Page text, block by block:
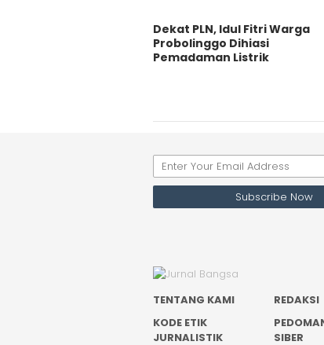
Dekat PLN, Idul Fitri Warga
Probolinggo Dihiasi
Pemadaman Listrik
TENTANG KAMI REDAKSI
KODE ETIK
JURNALISTIK
SIBER